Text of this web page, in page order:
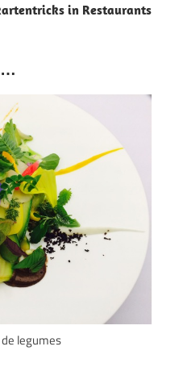
in Restaurants
de legumes